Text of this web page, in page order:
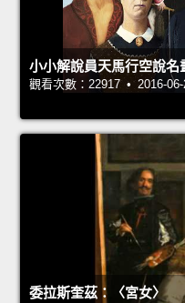
小小解說員天馬行空說
觀看次數：22917 • 2016-06-
委拉斯奎茲：〈宮女〉